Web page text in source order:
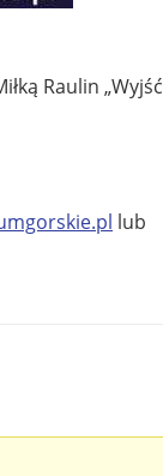
Raulin „Wyjść
lub